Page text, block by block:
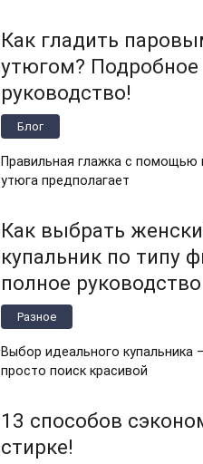
Как гладить
утюгом? Подробное
руководство!
Блог
Правильная глажка с помощью
утюга предполагает
Как выбрать
купальник по типу
полное руководство
Разное
Выбор идеального купальника
просто поиск красивой
13 способов
стирке!